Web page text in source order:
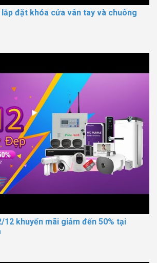
lắp đặt khóa cửa vân tay và chuông
12 khuyến mãi giảm đến 50% tại